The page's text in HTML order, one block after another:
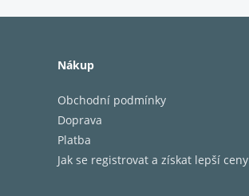
Nákup
Obchodní podmínky
Doprava
Platba
Jak se registrovat a získat lepší ceny